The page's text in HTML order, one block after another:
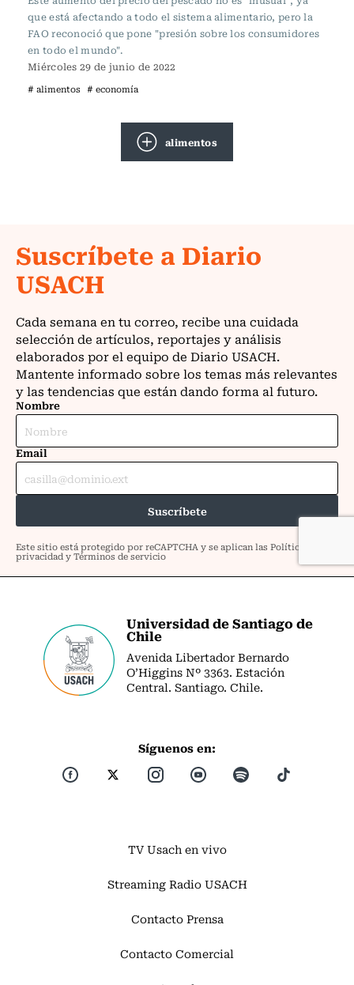
que está afectando a todo el sistema alimentario, pero la
FAO reconoció que pone "presión sobre los consumidores
en todo el mundo".
Miércoles 29 de junio de 2022
# alimentos # economía
alimentos
Universidad de Santiago de
Chile
Avenida Libertador Bernardo
O’Higgins Nº 3363. Estación
Central. Santiago. Chile.
Síguenos en:
TV Usach en vivo
Streaming Radio USACH
Contacto Prensa
Contacto Comercial